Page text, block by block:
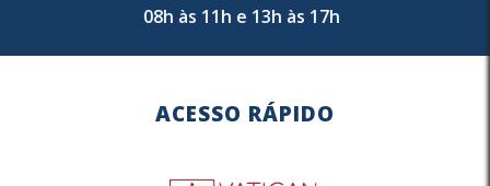
08h às 11h e 13h às 17h
ACESSO RÁPIDO